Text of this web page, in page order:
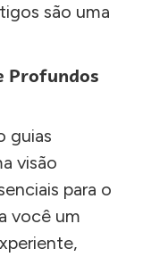
são uma
Profundos
guias
visão
para o
você um